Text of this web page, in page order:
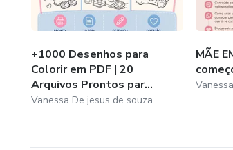
+1000 Desenhos para
Colorir em PDF | 20
Arquivos Prontos par...
Vanessa De jesus de souza
MÃE